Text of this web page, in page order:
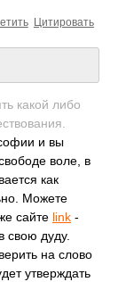
Цитировать
какой либо
и вы
воле, в
как
Можете
сайте link -
свою дуду.
на слово
утверждать